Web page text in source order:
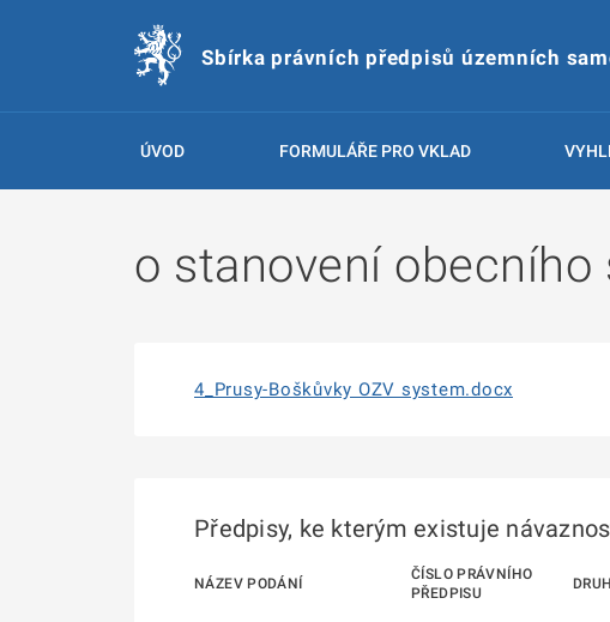
Sbírka právních předpisů územních
ÚVOD FORMULÁŘE PRO VKLAD
o stanovení
4_Prusy-Boškůvky OZV system.docx
Předpisy, ke kterým existuje
NÁZEV PODÁNÍ
ČÍSLO PRÁVNÍHO
PŘEDPISU